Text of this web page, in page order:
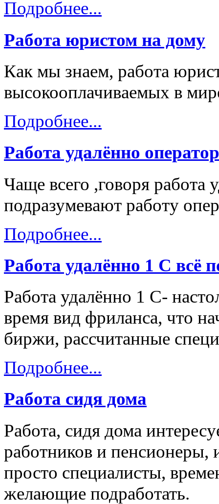
Подробнее...
Работа юристом на дому
Как мы знаем, работа
высокооплачиваемых в
Подробнее...
Работа удалённо
Чаще всего ,говоря работа
подразумевают работу
Подробнее...
Работа удалённо 1 С всё
Работа удалённо 1 С-
время вид фриланса, что
биржи, рассчитанные
Подробнее...
Работа сидя дома
Работа, сидя дома
работников и
просто специалисты,
желающие подработать.